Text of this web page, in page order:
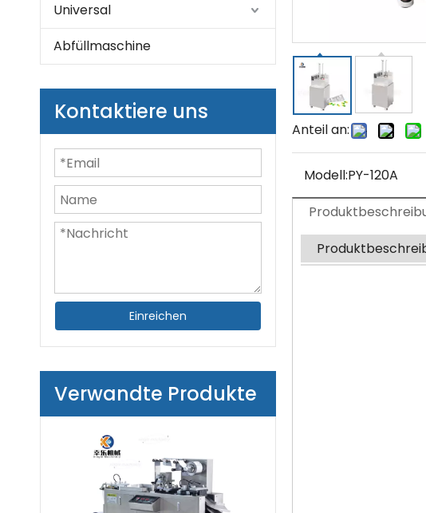
Universal
Abfüllmaschine
Kontaktiere uns
Einreichen
Verwandte Produkte
Anteil an:
Modell:PY-120A